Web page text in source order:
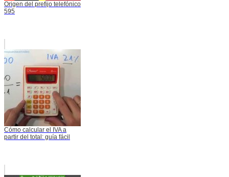
Origen del prefijo telefónico
595
Cómo calcular el IVA a
partir del total: guía fácil